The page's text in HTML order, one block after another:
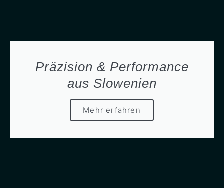
Präzision & Performance
aus Slowenien
Mehr erfahren